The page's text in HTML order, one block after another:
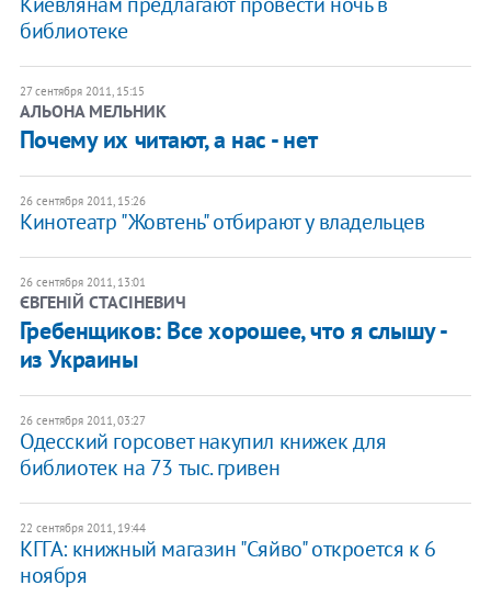
библиотеке
27 сентября 2011, 15:15
АЛЬОНА МЕЛЬНИК
Почему их читают, а нас - нет
26 сентября 2011, 15:26
Кинотеатр "Жовтень" отбирают у владельцев
26 сентября 2011, 13:01
ЄВГЕНІЙ СТАСІНЕВИЧ
Гребенщиков: Все хорошее, что я слышу -
из Украины
26 сентября 2011, 03:27
Одесский горсовет накупил книжек для
библиотек на 73 тыс. гривен
22 сентября 2011, 19:44
КГГА: книжный магазин "Сяйво" откроется к 6
ноября